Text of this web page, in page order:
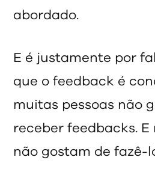
abordado.
E é justamente por
que o feedback é
muitas pessoas não
receber feedbacks.
não gostam de fazê-